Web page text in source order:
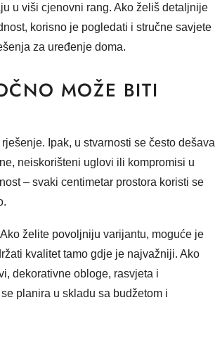
u viši cjenovni rang. Ako želiš detaljnije
korisno je pogledati i stručne savjete
za uređenje doma.
MOŽE BITI
Ipak, u stvarnosti se često dešava
neiskorišteni uglovi ili kompromisi u
– svaki centimetar prostora koristi se
želite povoljniju varijantu, moguće je
kvalitet tamo gdje je najvažniji. Ako
dekorativne obloge, rasvjeta i
planira u skladu sa budžetom i